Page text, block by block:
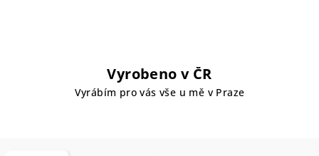
Vyrobeno v ČR
Vyrábím pro vás vše u mě v Praze